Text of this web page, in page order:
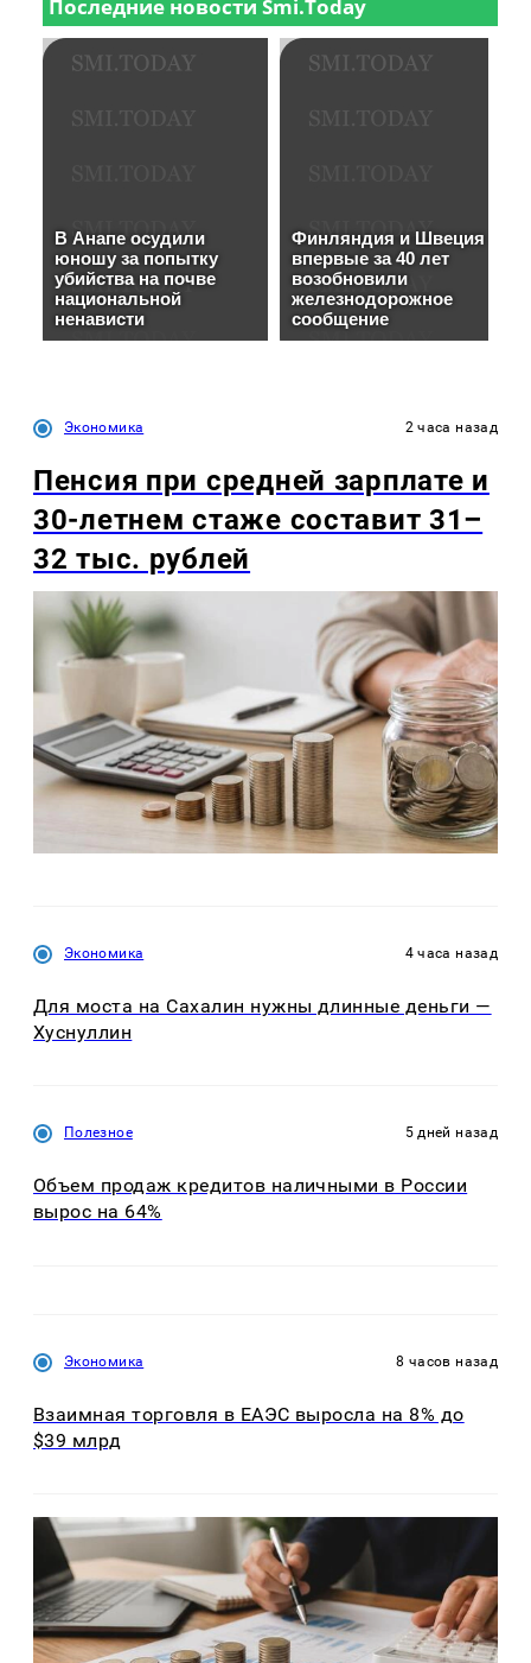
Экономика 2 часа назад
Пенсия при средней зарплате и
30-летнем стаже составит 31–
32 тыс. рублей
Экономика 4 часа назад
Для моста на Сахалин нужны длинные деньги —
Хуснуллин
Полезное 5 дней назад
Объем продаж кредитов наличными в России
вырос на 64%
Экономика 8 часов назад
Взаимная торговля в ЕАЭС выросла на 8% до
$39 млрд